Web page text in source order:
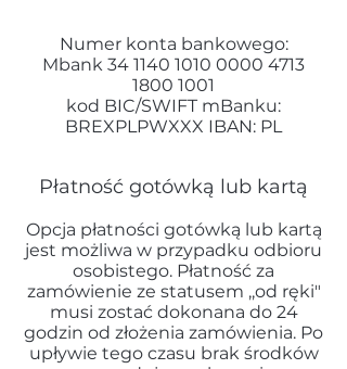
Numer konta bankowego:
Mbank 34 1140 1010 0000 4713
1800 1001
kod BIC/SWIFT mBanku:
BREXPLPWXXX IBAN: PL
Płatność gotówką lub kartą
Opcja płatności gotówką lub kartą
jest możliwa w przypadku odbioru
osobistego. Płatność za
zamówienie ze statusem ,,od ręki"
musi zostać dokonana do 24
godzin od złożenia zamówienia. Po
upływie tego czasu brak środków